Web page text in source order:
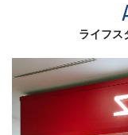
ライフス